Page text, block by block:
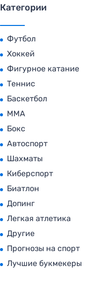
Категории
Футбол
Хоккей
Фигурное катание
Теннис
Баскетбол
MMA
Бокс
Автоспорт
Шахматы
Киберспорт
Биатлон
Допинг
Легкая атлетика
Другие
Прогнозы на спорт
Лучшие букмекеры